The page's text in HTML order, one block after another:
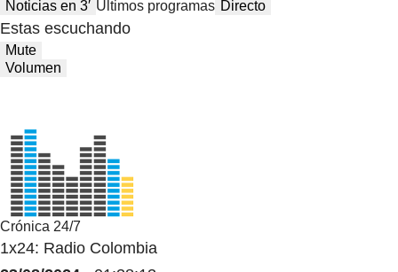
Noticias en 3′ Últimos programas Directo
Estas escuchando
Mute
Volumen
Crónica 24/7
1x24: Radio Colombia